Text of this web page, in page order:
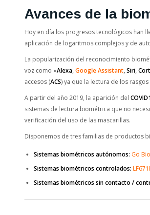
Avances de la
Hoy en día los progresos tecnológicos han
aplicación de logaritmos complejos y de
La popularización del reconocimiento
voz como «Alexa, Google Assistant, Siri,
accesos (ACS) ya que la lectura de los
A partir del año 2019, la aparición del
sistemas de lectura biométrica que no
verificación del uso de las mascarillas.
Disponemos de tres familias de productos
Sistemas biométricos autónomos: Go
Sistemas biométricos controlados:
Sistemas biométricos sin contacto /